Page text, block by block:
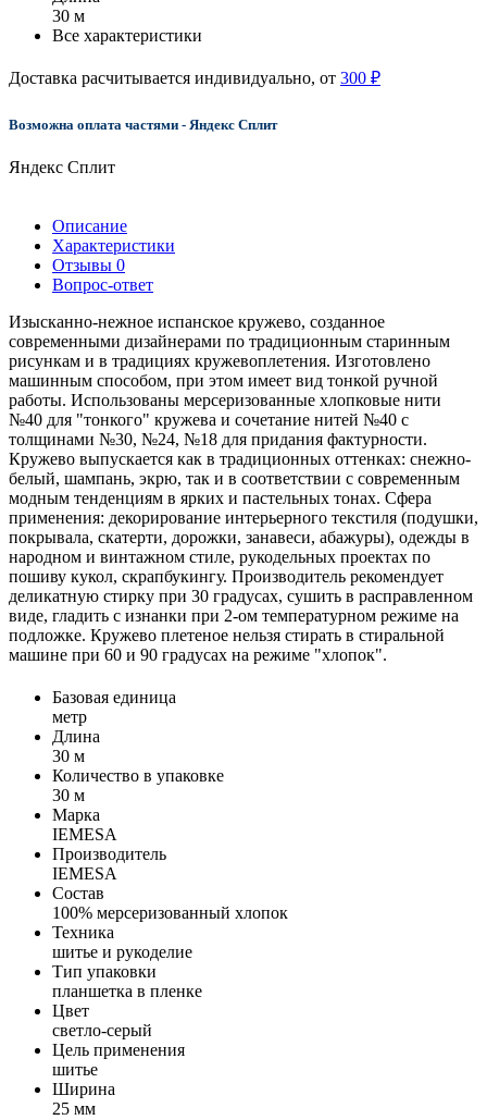
30 м
Все характеристики
Доставка расчитывается индивидуально, от 300 ₽
Возможна оплата частями - Яндекс Сплит
Яндекс Сплит
Описание
Характеристики
Отзывы 0
Вопрос-ответ
Изысканно-нежное испанское кружево, созданное
современными дизайнерами по традиционным старинным
рисункам и в традициях кружевоплетения. Изготовлено
машинным способом, при этом имеет вид тонкой ручной
работы. Использованы мерсеризованные хлопковые нити
№40 для "тонкого" кружева и сочетание нитей №40 с
толщинами №30, №24, №18 для придания фактурности.
Кружево выпускается как в традиционных оттенках: снежно-
белый, шампань, экрю, так и в соответствии с современным
модным тенденциям в ярких и пастельных тонах. Сфера
применения: декорирование интерьерного текстиля (подушки,
покрывала, скатерти, дорожки, занавеси, абажуры), одежды в
народном и винтажном стиле, рукодельных проектах по
пошиву кукол, скрапбукингу. Производитель рекомендует
деликатную стирку при 30 градусах, сушить в расправленном
виде, гладить с изнанки при 2-ом температурном режиме на
подложке. Кружево плетеное нельзя стирать в стиральной
машине при 60 и 90 градусах на режиме "хлопок".
Базовая единица
метр
Длина
30 м
Количество в упаковке
30 м
Марка
IEMESA
Производитель
IEMESA
Состав
100% мерсеризованный хлопок
Техника
шитье и рукоделие
Тип упаковки
планшетка в пленке
Цвет
светло-серый
Цель применения
шитье
Ширина
25 мм